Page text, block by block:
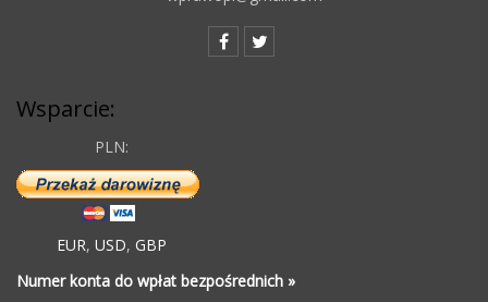
Wsparcie:
PLN:
EUR, USD, GBP
Numer konta do wpłat bezpośrednich »